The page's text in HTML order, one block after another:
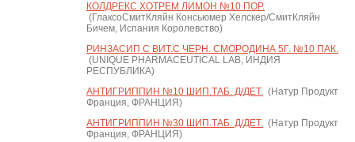
КОЛДРЕКС ХОТРЕМ ЛИМОН №10 ПОР.
(ГлаксоСмитКляйн Консьюмер Хелскер/СмитКляйн
Бичем, Испания Королевство)
РИНЗАСИП С ВИТ.С ЧЕРН. СМОРОДИНА 5Г. №10 ПАК.
(UNIQUE PHARMACEUTICAL LAB, ИНДИЯ
РЕСПУБЛИКА)
АНТИГРИППИН №10 ШИП.ТАБ. Д/ДЕТ.(Натур Продукт
Франция, ФРАНЦИЯ)
АНТИГРИППИН №30 ШИП.ТАБ. Д/ДЕТ.(Натур Продукт
Франция, ФРАНЦИЯ)